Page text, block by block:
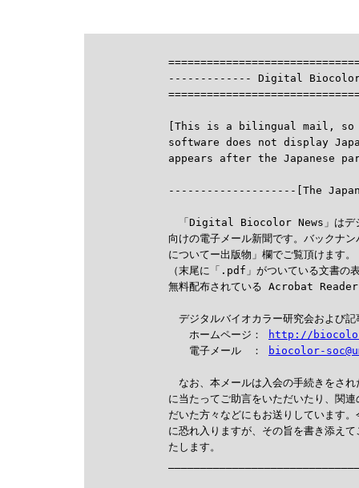
------------- Digital Biocolor
[This is a bilingual mail, so
software does not display
--------------------[The
「Digital Biocolor News」はデジ
向けの電子メール新聞です。バックナ
についてー出版物」欄でご覧頂けます。
（末尾に「.pdf」がついている文書の
無料配布されている Acrobat Reader
デジタルバイオカラー研究会および記
ホームページ：
http://
電子メール　：
biocolor-
なお、本メールは入会の手続きをさ
に当たってご助言をいただいたり、関
だいた方々などにもお送りしています
に恐れ入りますが、その旨を書き添え
たします。